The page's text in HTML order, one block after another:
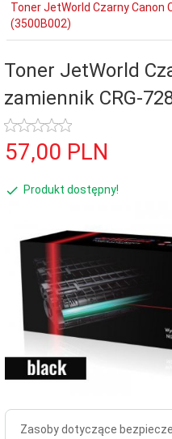
Toner JetWorld Czarny Canon
(3500B002)
Toner JetWorld
zamiennik CRG-
57,00 PLN
Produkt dostępny!
Zasoby dotyczące